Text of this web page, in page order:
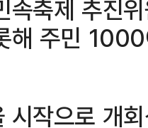
속축제 추진
해 주민
시작으로 개